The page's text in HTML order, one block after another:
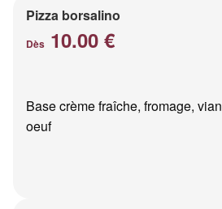
Pizza borsalino
Dès 10.00 €
Base crème fraîche, fromage,
oeuf